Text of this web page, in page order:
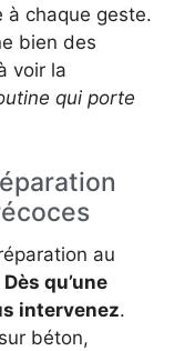
à chaque geste.
bien des
voir la
qui porte
au
Dès qu’une
intervenez.
béton,